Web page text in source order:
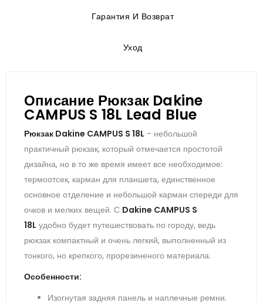
Гарантия И Возврат
Уход
Описание Рюкзак Dakine
CAMPUS S 18L Lead Blue
Рюкзак Dakine CAMPUS S 18L - небольшой
практичный рюкзак, который отмечается простотой
дизайна, но в то же время имеет все необходимое:
термоотсек, карман для планшета, единственное
основное отделение и небольшой карман спереди для
очков и мелких вещей. С Dakine CAMPUS S
18L удобно будет путешествовать по городу, ведь
рюкзак компактный и очень легкий, выполненный из
тонкого, но крепкого, прорезиненого материала.
Особенности:
Изогнутая задняя панель и наплечные ремни.